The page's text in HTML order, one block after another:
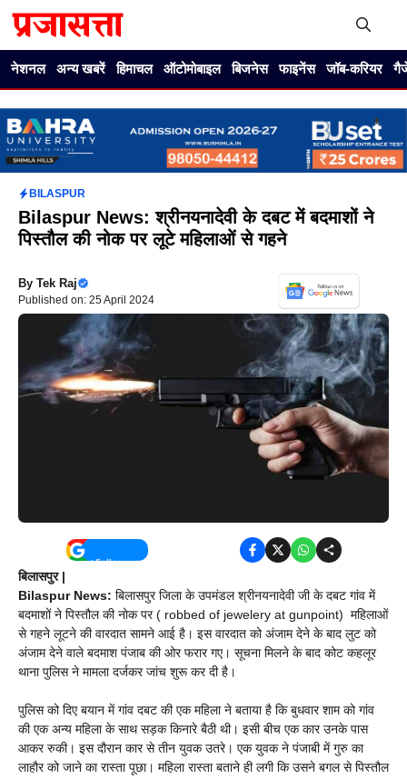
नेशनल अन्य खबरें हिमाचल ऑटोमोबाइल बिजनेस फाइनेंस जॉब-करियर
BILASPUR
Bilaspur News: श्रीनयनादेवी के दबट में बदमाशों ने
पिस्तौल की नोक पर लूटे महिलाओं से गहने
By Tek Raj
Published on: 25 April 2024
बिलासपुर |
Bilaspur News: बिलासपुर जिला के उपमंडल श्रीनयनादेवी जी के दबट गांव में
बदमाशों ने पिस्तौल की नोक पर ( robbed of jewelery at gunpoint) महिलाओं
से गहने लूटने की वारदात सामने आई है। इस वारदात को अंजाम देने के बाद लुट को
अंजाम देने वाले बदमाश पंजाब की ओर फरार गए। सूचना मिलने के बाद कोट कहलूर
थाना पुलिस ने मामला दर्जकर जांच शुरू कर दी है।
पुलिस को दिए बयान में गांव दबट की एक महिला ने बताया है कि बुधवार शाम को गांव
की एक अन्य महिला के साथ सड़क किनारे बैठी थी। इसी बीच एक कार उनके पास
आकर रुकी। इस दौरान कार से तीन युवक उतरे। एक युवक ने पंजाबी में गुरु का
लाहौर को जाने का रास्ता पूछा। महिला रास्ता बताने ही लगी कि उसने बगल से पिस्तौल